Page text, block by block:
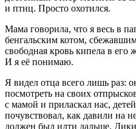
и птиц. Просто охотился.
Мама говорила, что я весь в
бенгальским котом,
свободная кровь кипела в его
И я её понимаю.
Я видел отца всего лишь раз:
посмотреть на своих
с мамой и приласкал нас,
почувствовал, как давили на
должен был идти дальше.